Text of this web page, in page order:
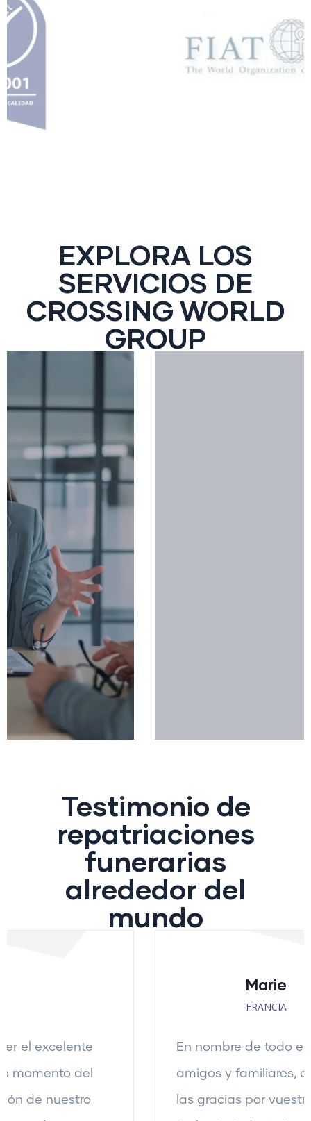
EXPLORA LOS
SERVICIOS DE
CROSSING WORLD
GROUP
Gestión integral de mascotas
Leer más
Testimonio de
repatriaciones
funerarias
alrededor del
mundo
En nombre de todo el grupo de
amigos y familiares, queremos daros
las gracias por vuestra colaboración.